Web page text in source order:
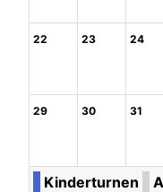
22 23 24
29 30 31
Kinderturnen